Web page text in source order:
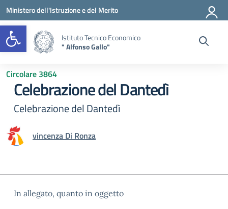
Open toolbar
Vai ai contenuti
Vai al menu di navigazione
Vai al footer
Ministero dell'Istruzione e del Merito
Istituto Tecnico Economico
" Alfonso Gallo"
Circolare 3864
Celebrazione del Dantedì
Celebrazione del Dantedì
vincenza Di Ronza
In allegato, quanto in oggetto